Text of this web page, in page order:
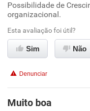
Oportunidade de
Ambiente de trabalho
Conciliação com a vida
Recomenda esta
Possibilidade de
organizacional.
Esta avaliação foi útil?
Sim Não
Denunciar
Muito boa